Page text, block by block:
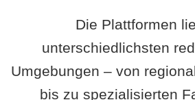
Die Plattformen
unterschiedlichsten
Umgebungen – von
bis zu spezialisierten